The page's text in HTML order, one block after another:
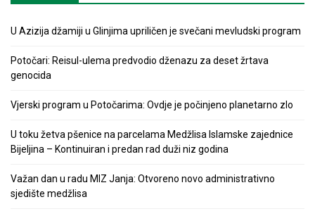
U Azizija džamiji u Glinjima upriličen je svečani mevludski program
Potočari: Reisul-ulema predvodio dženazu za deset žrtava
genocida
Vjerski program u Potočarima: Ovdje je počinjeno planetarno zlo
U toku žetva pšenice na parcelama Medžlisa Islamske zajednice
Bijeljina – Kontinuiran i predan rad duži niz godina
Važan dan u radu MIZ Janja: Otvoreno novo administrativno
sjedište medžlisa